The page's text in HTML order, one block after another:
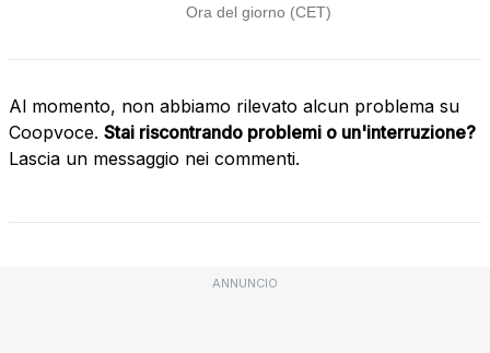
Al momento, non abbiamo rilevato alcun problema su
Coopvoce. Stai riscontrando problemi o un'interruzione?
Lascia un messaggio nei commenti.
ANNUNCIO